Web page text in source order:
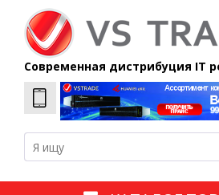
Современная дистрибуция IT